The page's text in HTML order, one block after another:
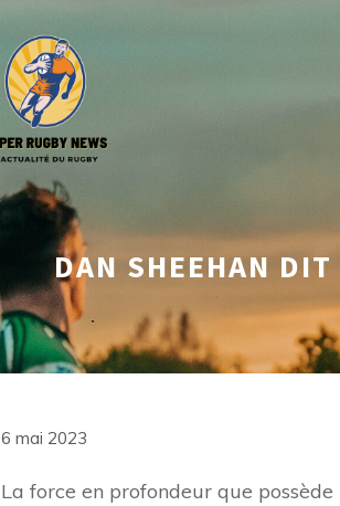
DAN SHEEHAN
6 mai 2023
La force en profondeur que